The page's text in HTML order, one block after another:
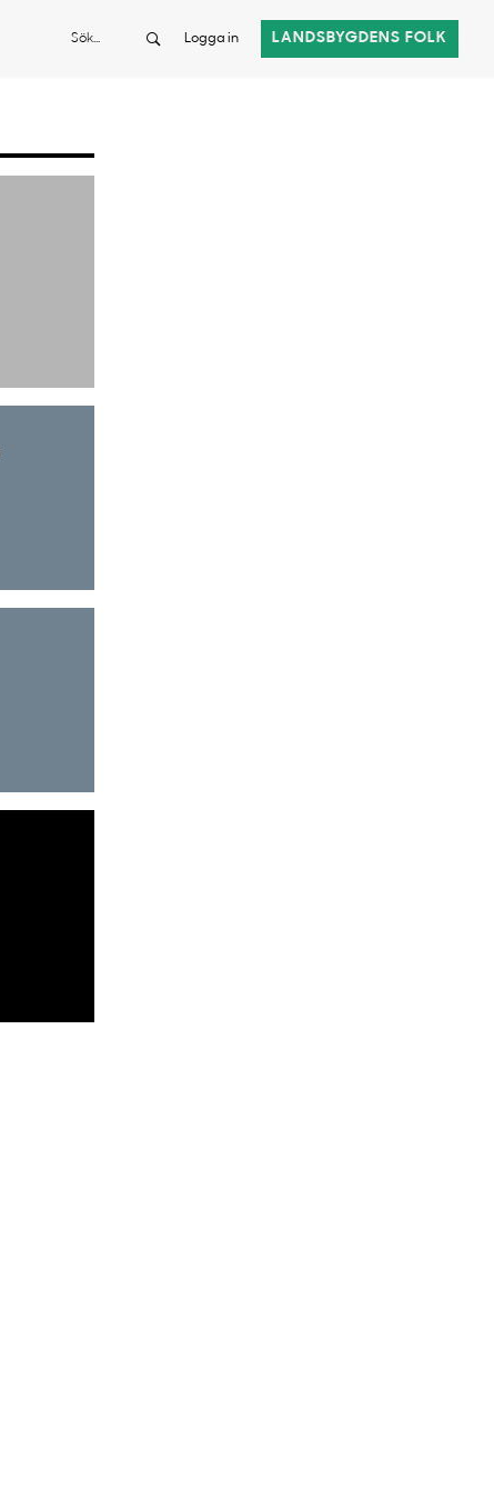
Sök Logga in LANDSBYGDENS FOLK